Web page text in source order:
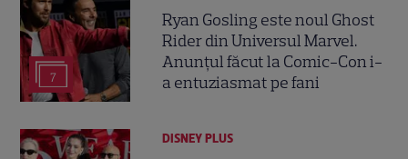
7
Ryan Gosling este noul Ghost
Rider din Universul Marvel.
Anunțul făcut la Comic-Con i-
a entuziasmat pe fani
DISNEY PLUS